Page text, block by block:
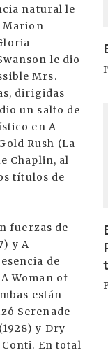
natural le
Marion
le dio
Mrs.
dirigidas
un salto de
en A
Rush (La
Chaplin, al
títulos de
fuerzas de
y A
de
Woman of
están
Serenade
y Dry
En total